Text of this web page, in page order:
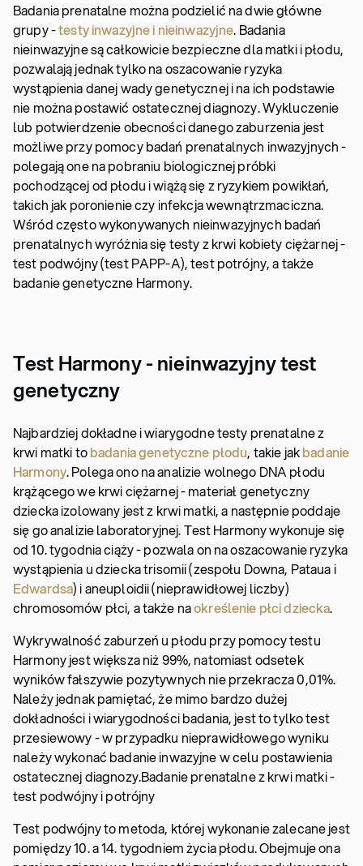
Badania prenatalne można podzielić na dwie główne
grupy -testy inwazyjne i nieinwazyjne. Badania
nieinwazyjne są całkowicie bezpieczne dla matki i płodu,
pozwalają jednak tylko na oszacowanie ryzyka
wystąpienia danej wady genetycznej i na ich podstawie
nie można postawić ostatecznej diagnozy. Wykluczenie
lub potwierdzenie obecności danego zaburzenia jest
możliwe przy pomocy badań prenatalnych inwazyjnych -
polegają one na pobraniu biologicznej próbki
pochodzącej od płodu i wiążą się z ryzykiem powikłań,
takich jak poronienie czy infekcja wewnątrzmaciczna.
Wśród często wykonywanych nieinwazyjnych badań
prenatalnych wyróżnia się testy z krwi kobiety ciężarnej -
test podwójny (test PAPP-A), test potrójny, a także
badanie genetyczne Harmony.
Test Harmony - nieinwazyjny test
genetyczny
Najbardziej dokładne i wiarygodne testy prenatalne z
krwi matki tobadania genetyczne płodu, takie jakbadanie
Harmony. Polega ono na analizie wolnego DNA płodu
krążącego we krwi ciężarnej - materiał genetyczny
dziecka izolowany jest z krwi matki, a następnie poddaje
się go analizie laboratoryjnej. Test Harmony wykonuje się
od 10. tygodnia ciąży - pozwala on na oszacowanie ryzyka
wystąpienia u dziecka trisomii (zespołu Downa, Pataua i
Edwardsa) i aneuploidii (nieprawidłowej liczby)
chromosomów płci, a także naokreślenie płci dziecka.
Wykrywalność zaburzeń u płodu przy pomocy testu
Harmony jest większa niż 99%, natomiast odsetek
wyników fałszywie pozytywnych nie przekracza 0,01%.
Należy jednak pamiętać, że mimo bardzo dużej
dokładności i wiarygodności badania, jest to tylko test
przesiewowy - w przypadku nieprawidłowego wyniku
należy wykonać badanie inwazyjne w celu postawienia
ostatecznej diagnozy.Badanie prenatalne z krwi matki -
test podwójny i potrójny
Test podwójny to metoda, której wykonanie zalecane jest
pomiędzy 10. a 14. tygodniem życia płodu. Obejmuje ona